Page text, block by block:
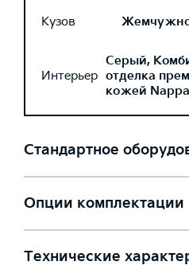
Кузов
Интерьер
Серый,
отделка
кожей
Стандартное
Опции комплектации
Технические